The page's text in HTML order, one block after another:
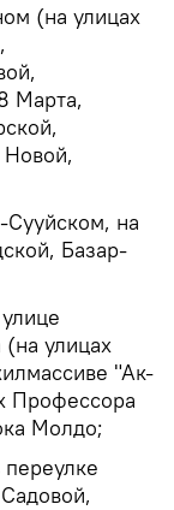
(на улицах
Марта,
на
Базар-
улицах
"Ак-
Профессора
Молдо;